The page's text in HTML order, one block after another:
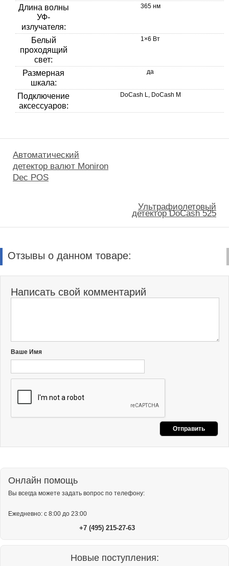
Длина волны
УФ-
излучателя:
365 нм
Белый
проходящий
свет:
1×6 Вт
Размерная
шкала:
да
Подключение
аксессуаров:
DoCash L, DoCash M
Автоматический
детектор валют Moniron
Dec POS
Ультрафиолетовый
детектор DoCash 525
Отзывы о данном товаре:
Написать свой комментарий
Ваше Имя
Онлайн помощь
Вы всегда можете задать вопрос по телефону:
Ежедневно: с 8:00 до 23:00
+7 (495) 215-27-63
Новые поступления: